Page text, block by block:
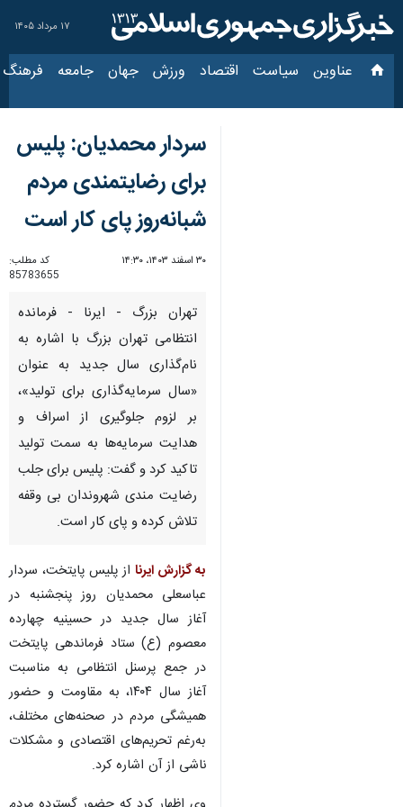
۱۷ مرداد ۱۴۰۵
عناوین‌ سیاست اقتصاد ورزش جهان جامعه فرهنگ
سردار محمدیان: پلیس
برای رضایتمندی مردم
شبانه‌روز پای کار است
۳۰ اسفند ۱۴۰۳، ۱۴:۳۰
کد مطلب:
85783655
تهران بزرگ - ایرنا - فرمانده
انتظامی تهران بزرگ با اشاره به
نام‌گذاری سال جدید به عنوان
«سال سرمایه‌گذاری برای تولید»،
بر لزوم جلوگیری از اسراف و
هدایت سرمایه‌ها به سمت تولید
تاکید کرد و گفت: پلیس برای جلب
رضایت مندی شهروندان بی وقفه
تلاش کرده و پای کار است.
به گزارش ایرنا از پلیس پایتخت، سردار
عباسعلی محمدیان روز پنجشنبه در
آغاز سال جدید در حسینیه چهارده
معصوم (ع) ستاد فرماندهی پایتخت
در جمع پرسنل انتظامی به مناسبت
آغاز سال ۱۴۰۴، به مقاومت و حضور
همیشگی مردم در صحنه‌های مختلف،
به‌رغم تحریم‌های اقتصادی و مشکلات
ناشی از آن اشاره کرد.